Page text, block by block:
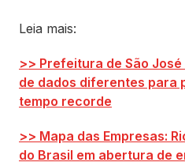
Leia mais:
>> Prefeitura de São
de dados diferentes para
tempo recorde
>> Mapa das Empresas:
do Brasil em abertura de